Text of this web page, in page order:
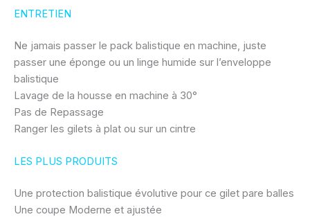
ENTRETIEN
Ne jamais passer le pack balistique en machine, juste
passer une éponge ou un linge humide sur l’enveloppe
balistique
Lavage de la housse en machine à 30°
Pas de Repassage
Ranger les gilets à plat ou sur un cintre
LES PLUS PRODUITS
Une protection balistique évolutive pour ce gilet pare balles
Une coupe Moderne et ajustée